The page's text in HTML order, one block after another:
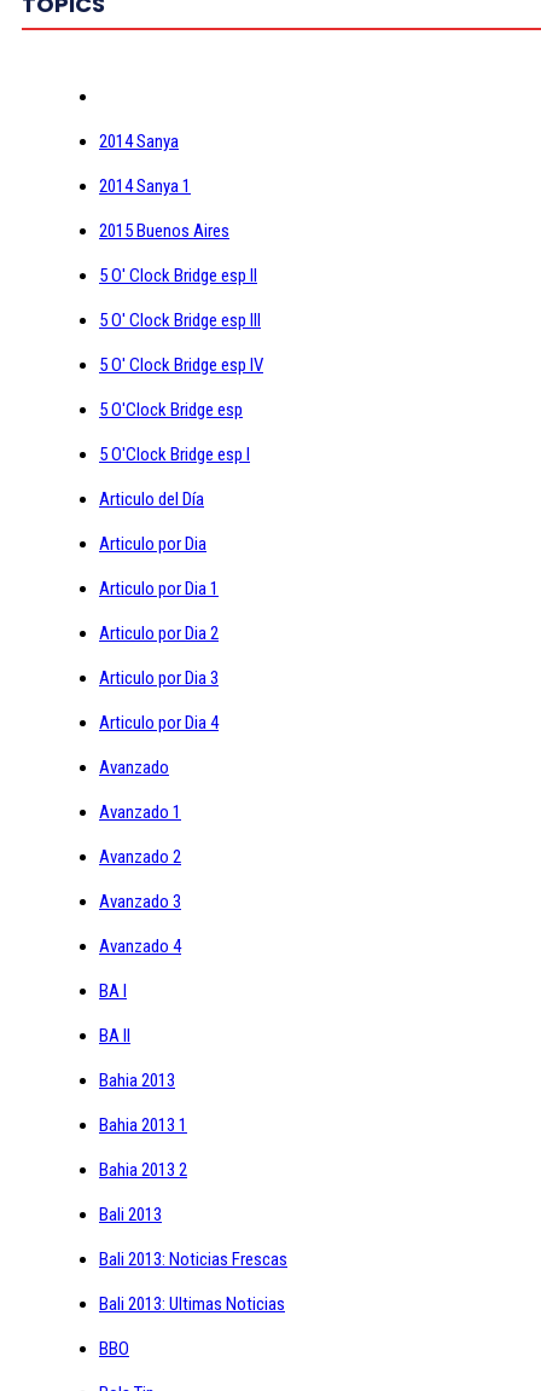
2014 Sanya
2014 Sanya 1
2015 Buenos Aires
5 O' Clock Bridge esp II
5 O' Clock Bridge esp III
5 O' Clock Bridge esp IV
5 O'Clock Bridge esp
5 O'Clock Bridge esp I
Articulo del Día
Articulo por Dia
Articulo por Dia 1
Articulo por Dia 2
Articulo por Dia 3
Articulo por Dia 4
Avanzado
Avanzado 1
Avanzado 2
Avanzado 3
Avanzado 4
BA I
BA II
Bahia 2013
Bahia 2013 1
Bahia 2013 2
Bali 2013
Bali 2013: Noticias Frescas
Bali 2013: Ultimas Noticias
BBO